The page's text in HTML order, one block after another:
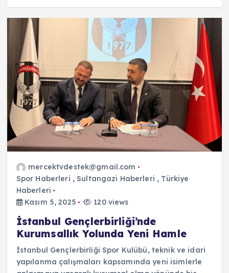
mercektvdestek@gmail.com
Spor Haberleri ,Sultangazi Haberleri , Türkiye
Haberleri
Kasım 5, 2025
120 views
İstanbul Gençlerbirliği’nde
Kurumsallık Yolunda Yeni Hamle
İstanbul Gençlerbirliği Spor Kulübü, teknik ve idari
yapılanma çalışmaları kapsamında yeni isimlerle